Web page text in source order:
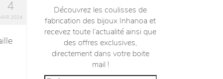
4
2024
Découvrez les coulisses de
fabrication des bijoux Inhanoa et
recevez toute l’actualité ainsi que
des offres exclusives,
directement dans votre boite
mail !